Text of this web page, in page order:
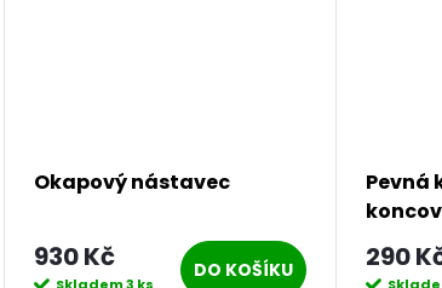
Okapový nástavec
930 Kč
Skladem3 ks
DO KOŠÍKU
Pevná
290